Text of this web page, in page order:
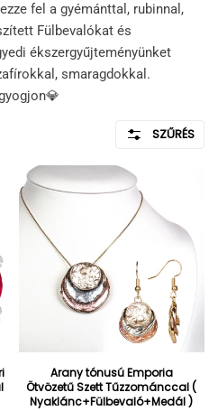
fel a gyémánttal, rubinnal,
Fülbevalókat és
ékszergyűjteményünket
smaragdokkal.
SZŰRÉS
Arany tónusú Emporia
Ötvözetű Szett Tűzzománccal (
Nyaklánc+Fülbevaló+Medál )